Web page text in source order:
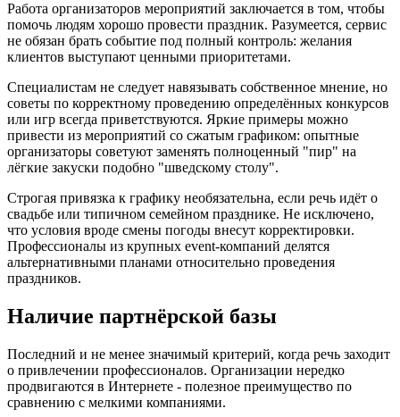
Работа организаторов мероприятий заключается в том, чтобы
помочь людям хорошо провести праздник. Разумеется, сервис
не обязан брать событие под полный контроль: желания
клиентов выступают ценными приоритетами.
Специалистам не следует навязывать собственное мнение, но
советы по корректному проведению определённых конкурсов
или игр всегда приветствуются. Яркие примеры можно
привести из мероприятий со сжатым графиком: опытные
организаторы советуют заменять полноценный "пир" на
лёгкие закуски подобно "шведскому столу".
Строгая привязка к графику необязательна, если речь идёт о
свадьбе или типичном семейном празднике. Не исключено,
что условия вроде смены погоды внесут корректировки.
Профессионалы из крупных event-компаний делятся
альтернативными планами относительно проведения
праздников.
Наличие партнёрской базы
Последний и не менее значимый критерий, когда речь заходит
о привлечении профессионалов. Организации нередко
продвигаются в Интернете - полезное преимущество по
сравнению с мелкими компаниями.